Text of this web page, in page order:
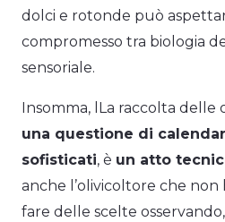
dolci e rotonde può
compromesso tra biologia
sensoriale.
Insomma, lLa raccolta delle
una questione di
sofisticati, è un atto
anche l’olivicoltore che non
fare delle scelte